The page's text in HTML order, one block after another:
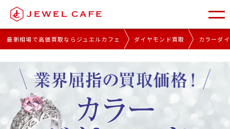
最新相場で高価買取ならジュエルカフェ ダイヤモンド買取 カラーダ